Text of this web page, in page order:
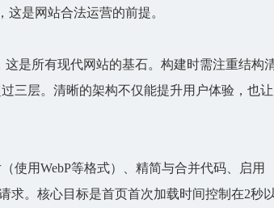
这是网站合法运营的前提。
是所有现代网站的基石。构建时需注重结构
三层。清晰的架构不仅能提升用户体验，也
使用WebP等格式）、精简与合并代码、启用
。核心目标是首页首次加载时间控制在2秒以